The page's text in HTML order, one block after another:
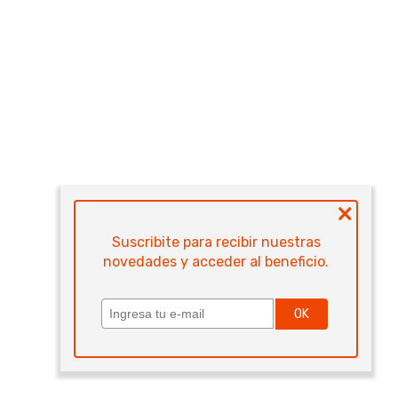
×
Suscribite para recibir nuestras
novedades y acceder al beneficio.
OK